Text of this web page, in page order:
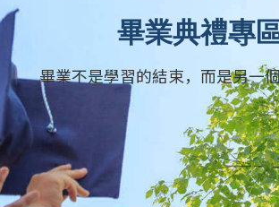
畢業典禮專
畢業不是學習的結束，而是另一